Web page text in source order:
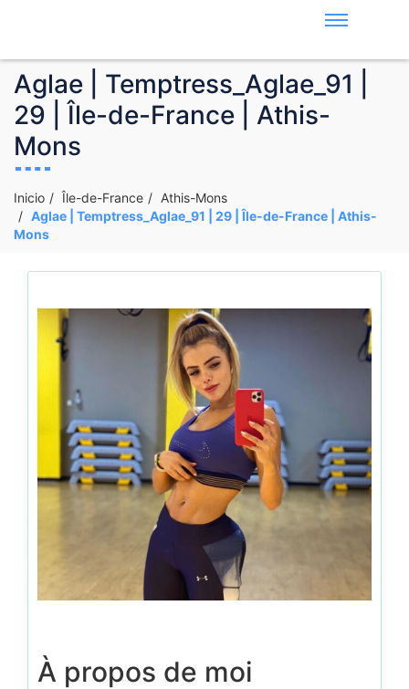
Aglae | Temptress_Aglae_91 |
29 | Île-de-France | Athis-
Mons
Inicio Île-de-France
Athis-Mons
Aglae | Temptress_Aglae_91 | 29 | Île-de-France | Athis-
Mons
À propos de moi